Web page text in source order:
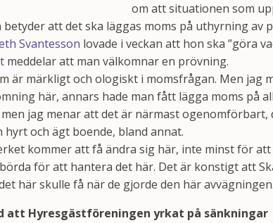
om att situationen som
att det ska läggas moms på uthyrning av
Svantesson lovade i veckan att hon ska ”göra
meddelar att man välkomnar en prövning.
är märkligt och ologiskt i momsfrågan. Men jag
här, annars hade man fått lägga moms på
jag menar att det är närmast ogenomförbart,
och ägt boende, bland annat.
kommer att få ändra sig här, inte minst för
för att hantera det här. Det är konstigt att
här skulle få när de gjorde den här avvägningen.
att Hyresgästföreningen yrkat på sänkningar